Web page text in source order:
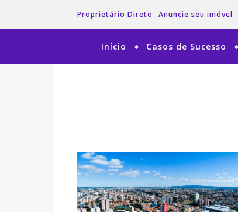
Proprietário Direto Anuncie seu imóvel
Início Casos de Sucesso